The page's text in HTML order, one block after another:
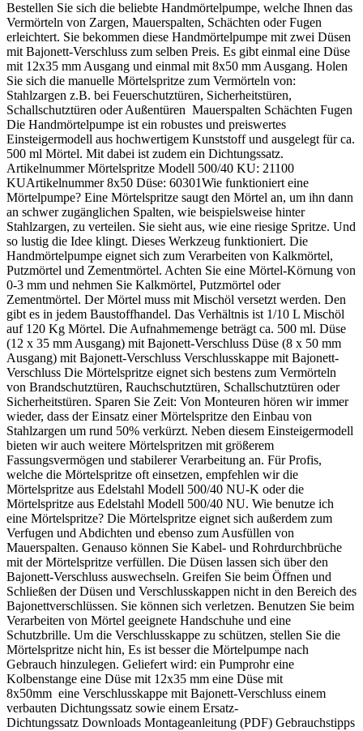
Bestellen Sie sich die beliebte Handmörtelpumpe, welche Ihnen das
Vermörteln von Zargen, Mauerspalten, Schächten oder Fugen
erleichtert. Sie bekommen diese Handmörtelpumpe mit zwei Düsen
mit Bajonett-Verschluss zum selben Preis. Es gibt einmal eine Düse
mit 12x35 mm Ausgang und einmal mit 8x50 mm Ausgang. Holen
Sie sich die manuelle Mörtelspritze zum Vermörteln von:
Stahlzargen z.B. bei Feuerschutztüren, Sicherheitstüren,
Schallschutztüren oder Außentüren Mauerspalten Schächten Fugen
Die Handmörtelpumpe ist ein robustes und preiswertes
Einsteigermodell aus hochwertigem Kunststoff und ausgelegt für ca.
500 ml Mörtel. Mit dabei ist zudem ein Dichtungssatz.
Artikelnummer Mörtelspritze Modell 500/40 KU: 21100
KUArtikelnummer 8x50 Düse: 60301Wie funktioniert eine
Mörtelpumpe? Eine Mörtelspritze saugt den Mörtel an, um ihn dann
an schwer zugänglichen Spalten, wie beispielsweise hinter
Stahlzargen, zu verteilen. Sie sieht aus, wie eine riesige Spritze. Und
so lustig die Idee klingt. Dieses Werkzeug funktioniert. Die
Handmörtelpumpe eignet sich zum Verarbeiten von Kalkmörtel,
Putzmörtel und Zementmörtel. Achten Sie eine Mörtel-Körnung von
0-3 mm und nehmen Sie Kalkmörtel, Putzmörtel oder
Zementmörtel. Der Mörtel muss mit Mischöl versetzt werden. Den
gibt es in jedem Baustoffhandel. Das Verhältnis ist 1/10 L Mischöl
auf 120 Kg Mörtel. Die Aufnahmemenge beträgt ca. 500 ml. Düse
(12 x 35 mm Ausgang) mit Bajonett-Verschluss Düse (8 x 50 mm
Ausgang) mit Bajonett-Verschluss Verschlusskappe mit Bajonett-
Verschluss Die Mörtelspritze eignet sich bestens zum Vermörteln
von Brandschutztüren, Rauchschutztüren, Schallschutztüren oder
Sicherheitstüren. Sparen Sie Zeit: Von Monteuren hören wir immer
wieder, dass der Einsatz einer Mörtelspritze den Einbau von
Stahlzargen um rund 50% verkürzt. Neben diesem Einsteigermodell
bieten wir auch weitere Mörtelspritzen mit größerem
Fassungsvermögen und stabilerer Verarbeitung an. Für Profis,
welche die Mörtelspritze oft einsetzen, empfehlen wir die
Mörtelspritze aus Edelstahl Modell 500/40 NU-K oder die
Mörtelspritze aus Edelstahl Modell 500/40 NU. Wie benutze ich
eine Mörtelspritze? Die Mörtelspritze eignet sich außerdem zum
Verfugen und Abdichten und ebenso zum Ausfüllen von
Mauerspalten. Genauso können Sie Kabel- und Rohrdurchbrüche
mit der Mörtelspritze verfüllen. Die Düsen lassen sich über den
Bajonett-Verschluss auswechseln. Greifen Sie beim Öffnen und
Schließen der Düsen und Verschlusskappen nicht in den Bereich des
Bajonettverschlüssen. Sie können sich verletzen. Benutzen Sie beim
Verarbeiten von Mörtel geeignete Handschuhe und eine
Schutzbrille. Um die Verschlusskappe zu schützen, stellen Sie die
Mörtelspritze nicht hin, Es ist besser die Mörtelpumpe nach
Gebrauch hinzulegen. Geliefert wird: ein Pumprohr eine
Kolbenstange eine Düse mit 12x35 mm eine Düse mit
8x50mm eine Verschlusskappe mit Bajonett-Verschluss einem
verbauten Dichtungssatz sowie einem Ersatz-
Dichtungssatz Downloads Montageanleitung (PDF) Gebrauchstipps